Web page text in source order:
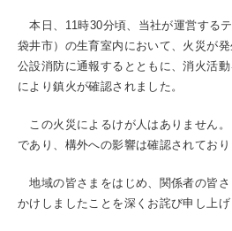
本日、11時30分頃、当社が運営する
袋井市）の生育室内において、火災が
公設消防に通報するとともに、消火活
により鎮火が確認されました。
この火災によるけが人はありません
であり、構外への影響は確認されており
地域の皆さまをはじめ、関係者の皆
かけしましたことを深くお詫び申し上げ